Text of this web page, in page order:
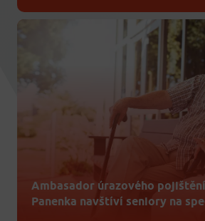
Ambasador úrazového
Panenka navštíví seniory na